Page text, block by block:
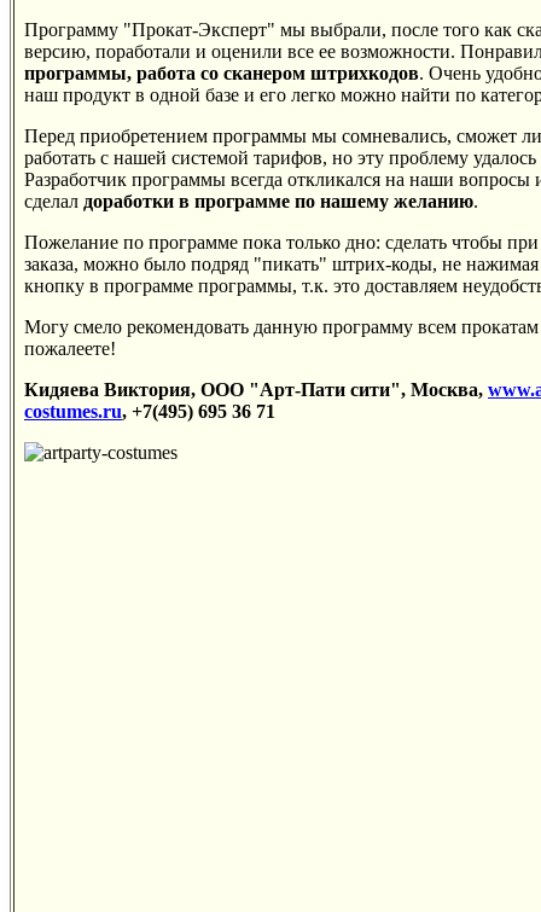
Программу "Прокат-Эксперт" мы выбрали, после того как
версию, поработали и оценили все ее возможности.
программы, работа со сканером штрихкодов. Очень
наш продукт в одной базе и его легко можно найти по
Перед приобретением программы мы сомневались, сможет
работать c нашей системой тарифов, но эту проблему
Разработчик программы всегда откликался на наши вопросы
сделал доработки в программе по нашему желанию.
Пожелание по программе пока только дно: сделать чтобы
заказа, можно было подряд "пикать" штрих-коды, не
кнопку в программе программы, т.к. это доставляем
Могу смело рекомендовать данную программу всем
пожалеете!
Кидяева Виктория, ООО "Арт-Пати сити", Москва,
costumes.ru, +7(495) 695 36 71